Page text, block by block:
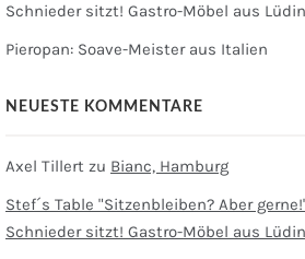
Schnieder sitzt! Gastro-Möbel aus
Pieropan: Soave-Meister aus Italien
NEUESTE KOMMENTARE
Axel Tillert zu Bianc, Hamburg
Stef´s Table "Sitzenbleiben? Aber
Schnieder sitzt! Gastro-Möbel aus